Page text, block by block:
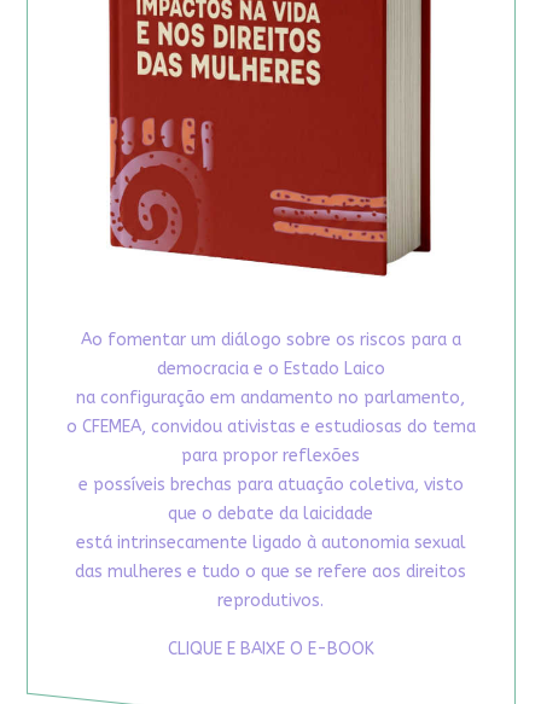
Ao fomentar um diálogo sobre os riscos para a
democracia e o Estado Laico
na configuração em andamento no parlamento,
o CFEMEA, convidou ativistas e estudiosas do tema
para propor reflexões
e possíveis brechas para atuação coletiva, visto
que o debate da laicidade
está intrinsecamente ligado à autonomia sexual
das mulheres e tudo o que se refere aos direitos
reprodutivos.
CLIQUE E BAIXE O E-BOOK